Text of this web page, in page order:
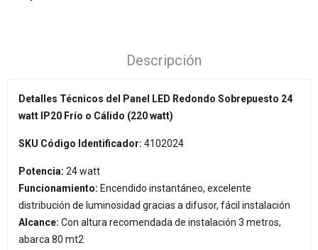
Descripción
Detalles Técnicos del Panel LED Redondo Sobrepuesto 24
watt IP20 Frío o Cálido (220 watt)
SKU Código Identificador: 4102024
Potencia: 24 watt
Funcionamiento: Encendido instantáneo, excelente
distribución de luminosidad gracias a difusor, fácil instalación
Alcance: Con altura recomendada de instalación 3 metros,
abarca 80 mt2